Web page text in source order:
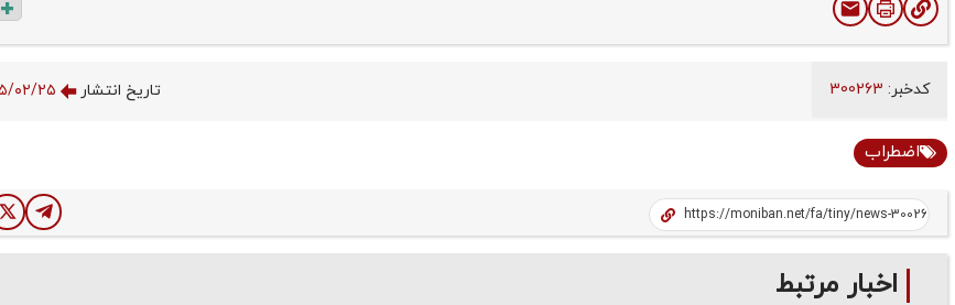
کدخبر: تاریخ انتشار ۱۴۰۵/۰۲/۲۵
اضطراب
اخبار مرتبط